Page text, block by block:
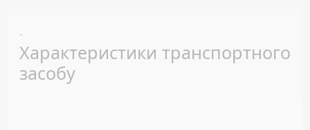
-
Характеристики транспортного
засобу